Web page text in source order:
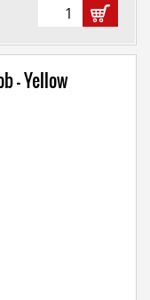
- Yellow